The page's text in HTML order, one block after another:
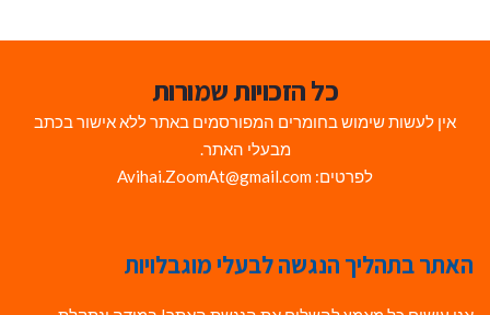
כל הזכויות שמורות
אין לעשות שימוש בחומרים המפורסמים באתר ללא אישור בכתב
מבעלי האתר.
לפרטים: Avihai.ZoomAt@gmail.com
האתר בתהליך הנגשה לבעלי מוגבלויות